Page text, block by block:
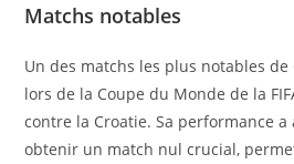
Matchs notables
Un des matchs les plus notables
lors de la Coupe du Monde de la
contre la Croatie. Sa performance a
obtenir un match nul crucial,